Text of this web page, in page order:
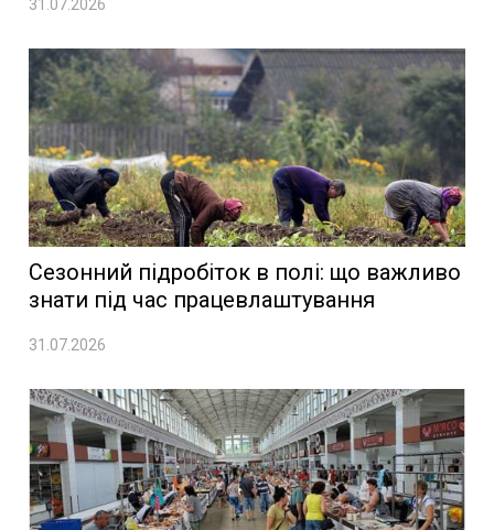
31.07.2026
Сезонний підробіток в полі: що важливо
знати під час працевлаштування
31.07.2026